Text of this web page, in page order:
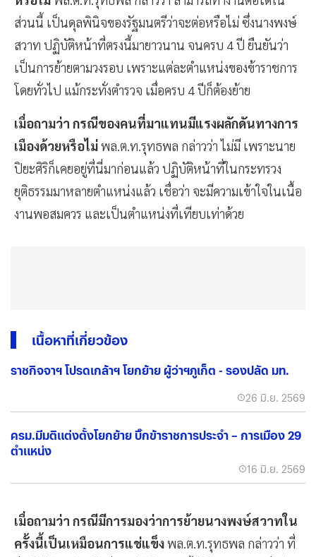
ส่วนนี้ เป็นดุลพินิจของรัฐมนตรีว่าจะต่อหรือไม่ ซึ่งนางพงษ์
สวาท ปฏิบัติหน้าที่ตรงนี้มายาวนาน จนครบ 4 ปี ยืนยันว่า
เป็นการย้ายตามวงรอบ เพราะแต่ละตำแหน่งของข้าราชการ
โดยทั่วไป แม้กระทั่งตำรวจ เมื่อครบ 4 ปีก็ต้องย้าย
เมื่อถามว่า กรณีของคนที่มาแทนมีแรงผลักดันทางการ
เมืองด้วยหรือไม่พล.ต.ท.รุทธพล กล่าวว่า ไม่มี เพราะนาย
ปิยะศิริก็เคยอยู่ที่นี่มาก่อนแล้ว ปฏิบัติหน้าที่ในกระทรวง
ยุติธรรมมาหลายตำแหน่งแล้ว เชื่อว่า จะมีความเข้าใจในเนื้อ
งานพอสมควร และเป็นตำแหน่งที่เทียบเท่าด้วย
เนื้อหาที่เกี่ยวข้อง
ราชกิจจาฯ โปรดเกล้าฯ โยกย้าย ผู้ว่าฯภูเก็ต - รองปลัด มท.
26 มิ.ย. 2569
ครม.มีมติแต่งตั้งโยกย้าย บิ๊กข้าราชการประจำ – การเมือง 29
ตำแหน่ง
16 มิ.ย. 2569
เมื่อถามว่า กรณีมีการมองว่าการย้ายนางพงษ์สวาทใน
ครั้งนี้เป็นเหมือนการแช่แข็งพล.ต.ท.รุทธพล กล่าวว่า ที่